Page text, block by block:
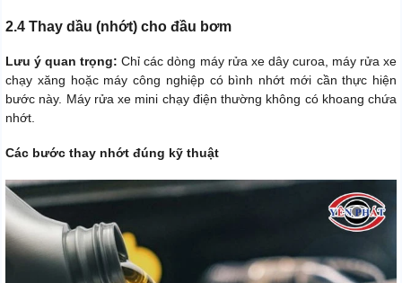
2.4 Thay dầu (nhớt) cho đầu bơm
Lưu ý quan trọng: Chỉ các dòng máy rửa xe dây curoa, máy rửa xe
chạy xăng hoặc máy công nghiệp có bình nhớt mới cần thực hiện
bước này. Máy rửa xe mini chạy điện thường không có khoang chứa
nhớt.
Các bước thay nhớt đúng kỹ thuật